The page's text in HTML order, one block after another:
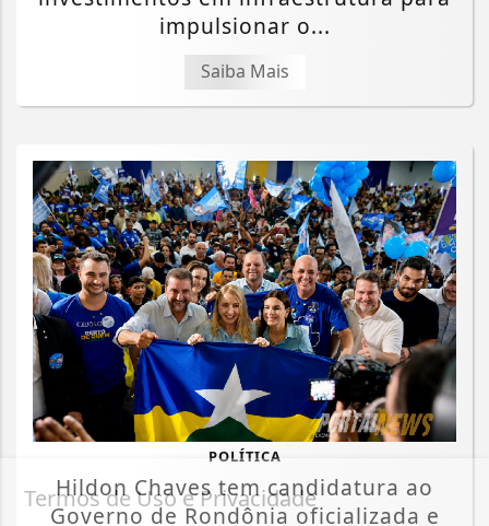
impulsionar o...
Saiba Mais
POLÍTICA
Hildon Chaves tem candidatura ao
Governo de Rondônia oficializada e
Termos de Uso e Privacidade